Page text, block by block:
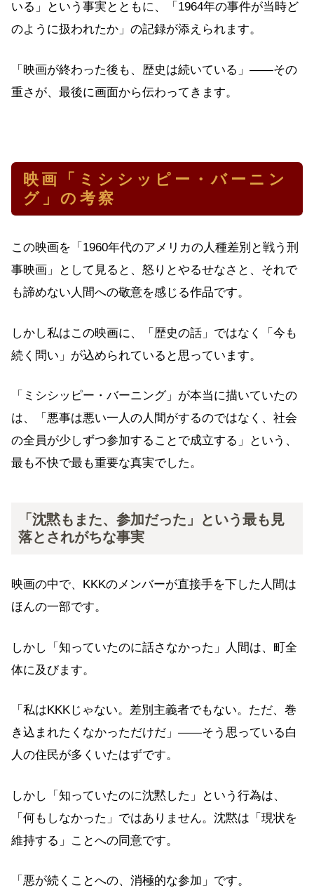
いる」という事実とともに、「1964年の事件が当時ど
のように扱われたか」の記録が添えられます。
「映画が終わった後も、歴史は続いている」——その
重さが、最後に画面から伝わってきます。
映画「ミシシッピー・バーニン
グ」の考察
この映画を「1960年代のアメリカの人種差別と戦う刑
事映画」として見ると、怒りとやるせなさと、それで
も諦めない人間への敬意を感じる作品です。
しかし私はこの映画に、「歴史の話」ではなく「今も
続く問い」が込められていると思っています。
「ミシシッピー・バーニング」が本当に描いていたの
は、「悪事は悪い一人の人間がするのではなく、社会
の全員が少しずつ参加することで成立する」という、
最も不快で最も重要な真実でした。
「沈黙もまた、参加だった」という最も見
落とされがちな事実
映画の中で、KKKのメンバーが直接手を下した人間は
ほんの一部です。
しかし「知っていたのに話さなかった」人間は、町全
体に及びます。
「私はKKKじゃない。差別主義者でもない。ただ、巻
き込まれたくなかっただけだ」——そう思っている白
人の住民が多くいたはずです。
しかし「知っていたのに沈黙した」という行為は、
「何もしなかった」ではありません。沈黙は「現状を
維持する」ことへの同意です。
「悪が続くことへの、消極的な参加」です。